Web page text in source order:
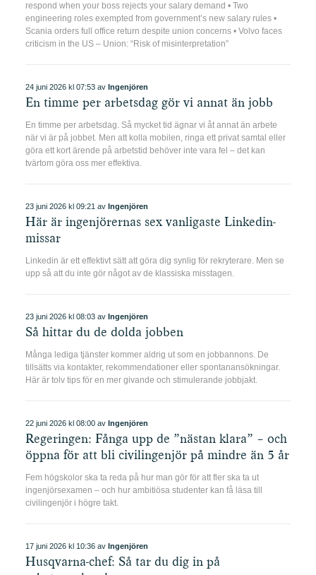
respond when your boss rejects your salary demand • Two
engineering roles exempted from government’s new salary rules •
Scania orders full office return despite union concerns • Volvo faces
criticism in the US – Union: “Risk of misinterpretation”
24 juni 2026 kl 07:53 av Ingenjören
En timme per arbetsdag gör vi annat än jobb
En timme per arbetsdag. Så mycket tid ägnar vi åt annat än arbete
när vi är på jobbet. Men att kolla mobilen, ringa ett privat samtal eller
göra ett kort ärende på arbetstid behöver inte vara fel – det kan
tvärtom göra oss mer effektiva.
23 juni 2026 kl 09:21 av Ingenjören
Här är ingenjörernas sex vanligaste Linkedin-
missar
Linkedin är ett effektivt sätt att göra dig synlig för rekryterare. Men se
upp så att du inte gör något av de klassiska misstagen.
23 juni 2026 kl 08:03 av Ingenjören
Så hittar du de dolda jobben
Många lediga tjänster kommer aldrig ut som en jobbannons. De
tillsätts via kontakter, rekommendationer eller spontanansökningar.
Här är tolv tips för en mer givande och stimulerande jobbjakt.
22 juni 2026 kl 08:00 av Ingenjören
Regeringen: Fånga upp de ”nästan klara” – och
öppna för att bli civilingenjör på mindre än 5 år
Fem högskolor ska ta reda på hur man gör för att fler ska ta ut
ingenjörsexamen – och hur ambitiösa studenter kan få läsa till
civilingenjör i högre takt.
17 juni 2026 kl 10:36 av Ingenjören
Husqvarna-chef: Så tar du dig in på